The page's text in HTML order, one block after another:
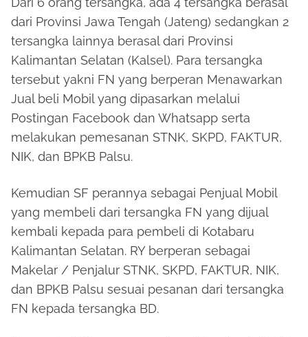
dari Provinsi Jawa Tengah (Jateng) sedangkan 2
tersangka lainnya berasal dari Provinsi
Kalimantan Selatan (Kalsel). Para tersangka
tersebut yakni FN yang berperan Menawarkan
Jual beli Mobil yang dipasarkan melalui
Postingan Facebook dan Whatsapp serta
melakukan pemesanan STNK, SKPD, FAKTUR,
NIK, dan BPKB Palsu.
Kemudian SF perannya sebagai Penjual Mobil
yang membeli dari tersangka FN yang dijual
kembali kepada para pembeli di Kotabaru
Kalimantan Selatan. RY berperan sebagai
Makelar / Penjalur STNK, SKPD, FAKTUR, NIK,
dan BPKB Palsu sesuai pesanan dari tersangka
FN kepada tersangka BD.